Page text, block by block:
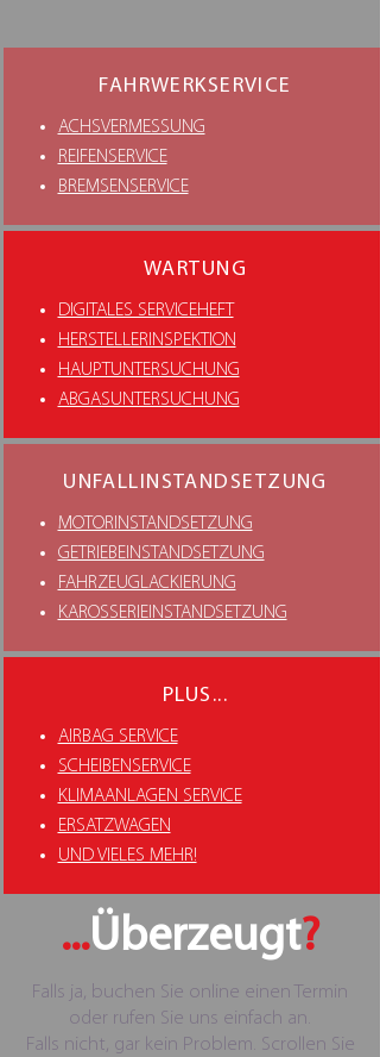
FAHRWERKSERVICE
ACHSVERMESSUNG
REIFENSERVICE
BREMSENSERVICE
WARTUNG
DIGITALES SERVICEHEFT
HERSTELLERINSPEKTION
HAUPTUNTERSUCHUNG
ABGASUNTERSUCHUNG
UNFALLINSTANDSETZUNG
MOTORINSTANDSETZUNG
GETRIEBEINSTANDSETZUNG
FAHRZEUGLACKIERUNG
KAROSSERIEINSTANDSETZUNG
PLUS...
AIRBAG SERVICE
SCHEIBENSERVICE
KLIMAANLAGEN SERVICE
ERSATZWAGEN
UND VIELES MEHR!
...Überzeugt?
Falls ja, buchen Sie online einen Termin
oder rufen Sie uns einfach an.
Falls nicht, gar kein Problem. Scrollen Sie